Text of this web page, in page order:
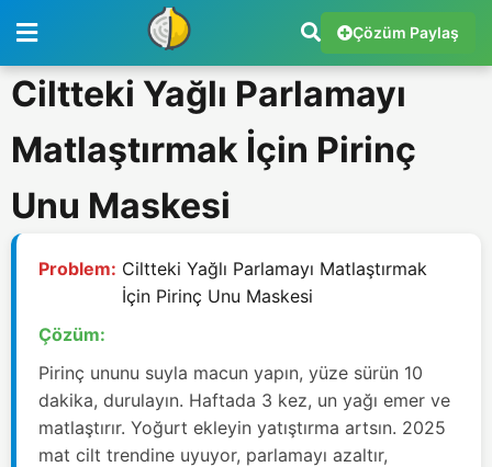
Çözüm Paylaş
Ciltteki Yağlı Parlamayı
Matlaştırmak İçin Pirinç
Unu Maskesi
Problem: Ciltteki Yağlı Parlamayı Matlaştırmak
İçin Pirinç Unu Maskesi
Çözüm:
Pirinç ununu suyla macun yapın, yüze sürün 10
dakika, durulayın. Haftada 3 kez, un yağı emer ve
matlaştırır. Yoğurt ekleyin yatıştırma artsın. 2025
mat cilt trendine uyuyor, parlamayı azaltır,